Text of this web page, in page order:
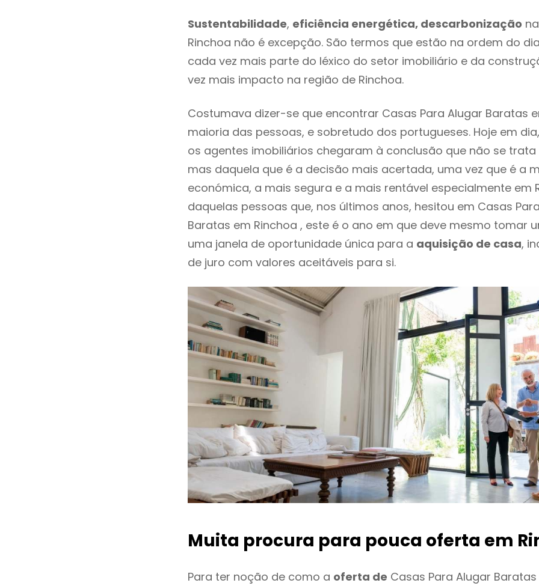
Sustentabilidade, eficiência energética, descarbonização
Rinchoa não é excepção. São termos que estão na ordem do
cada vez mais parte do léxico do setor imobiliário e da
vez mais impacto na região de Rinchoa.
Costumava dizer-se que encontrar Casas Para Alugar Baratas
maioria das pessoas, e sobretudo dos portugueses. Hoje em
os agentes imobiliários chegaram à conclusão que não se
mas daquela que é a decisão mais acertada, uma vez que é a
económica, a mais segura e a mais rentável especialmente em
daquelas pessoas que, nos últimos anos, hesitou em Casas
Baratas em Rinchoa , este é o ano em que deve mesmo tomar
uma janela de oportunidade única para a aquisição de casa,
de juro com valores aceitáveis para si.
Muita procura para pouca oferta em
Para ter noção de como a oferta de Casas Para Alugar